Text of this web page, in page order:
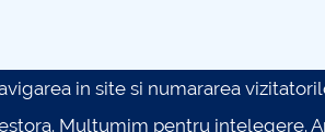
in site si numararea
Multumim pentru intelegere.